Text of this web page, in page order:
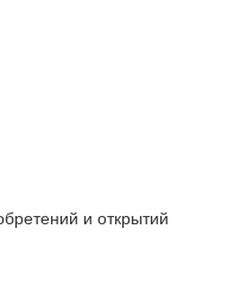
и открытий